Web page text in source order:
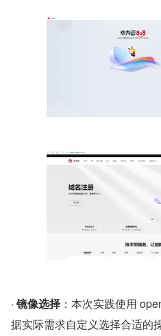
· 镜像选择 ：本次实践使用
据实际需求自定义选择合适的